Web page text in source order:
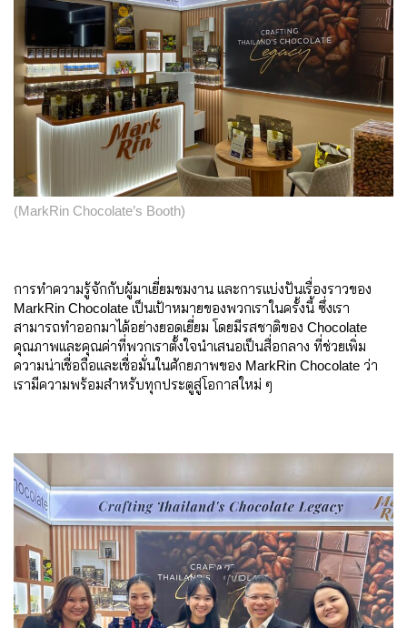
(MarkRin Chocolate’s Booth)
การทำความรู้จักกับผู้มาเยี่ยมชมงาน และการแบ่งปันเรื่องราวของ
MarkRin Chocolate เป็นเป้าหมายของพวกเราในครั้งนี้ ซึ่งเรา
สามารถทำออกมาได้อย่างยอดเยี่ยม โดยมีรสชาติของ Chocolate
คุณภาพและคุณค่าที่พวกเราตั้งใจนำเสนอเป็นสื่อกลาง ที่ช่วยเพิ่ม
ความน่าเชื่อถือและเชื่อมั่นในศักยภาพของ MarkRin Chocolate ว่า
เรามีความพร้อมสำหรับทุกประตูสู่โอกาสใหม่ ๆ